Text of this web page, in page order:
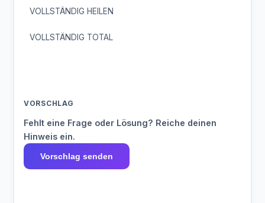
VOLLSTÄNDIG HEILEN
VOLLSTÄNDIG TOTAL
VORSCHLAG
Fehlt eine Frage oder Lösung? Reiche deinen
Hinweis ein.
Vorschlag senden